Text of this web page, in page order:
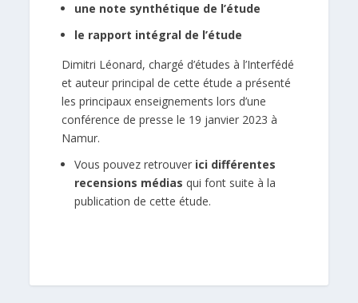
une note synthétique de l’étude
le rapport intégral de l’étude
Dimitri Léonard, chargé d’études à l’Interfédé
et auteur principal de cette étude a présenté
les principaux enseignements lors d’une
conférence de presse le 19 janvier 2023 à
Namur.
Vous pouvez retrouver ici différentes
recensions médias qui font suite à la
publication de cette étude.